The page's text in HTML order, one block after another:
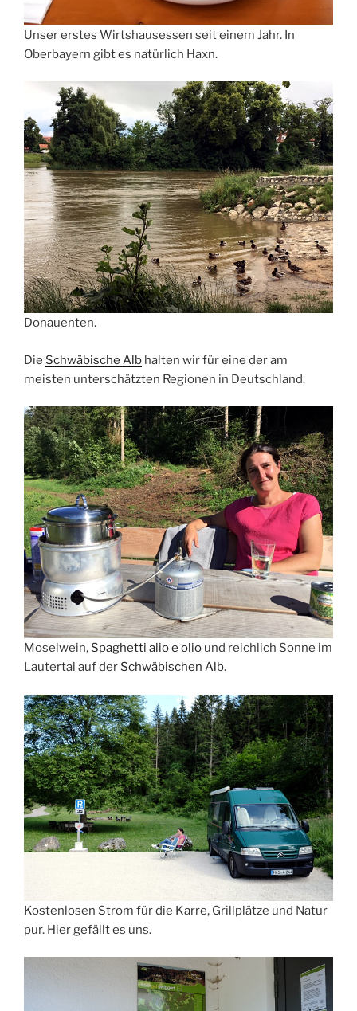
Unser erstes Wirtshausessen seit einem Jahr. In
Oberbayern gibt es natürlich Haxn.
Donauenten.
Die Schwäbische Alb halten wir für eine der am
meisten unterschätzten Regionen in Deutschland.
Moselwein, Spaghetti alio e olio und reichlich Sonne im
Lautertal auf der Schwäbischen Alb.
Kostenlosen Strom für die Karre, Grillplätze und Natur
pur. Hier gefällt es uns.